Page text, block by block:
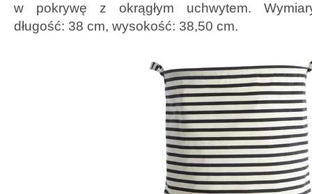
w pokrywę z okrągłym uchwytem.
długość: 38 cm, wysokość: 38,50 cm.